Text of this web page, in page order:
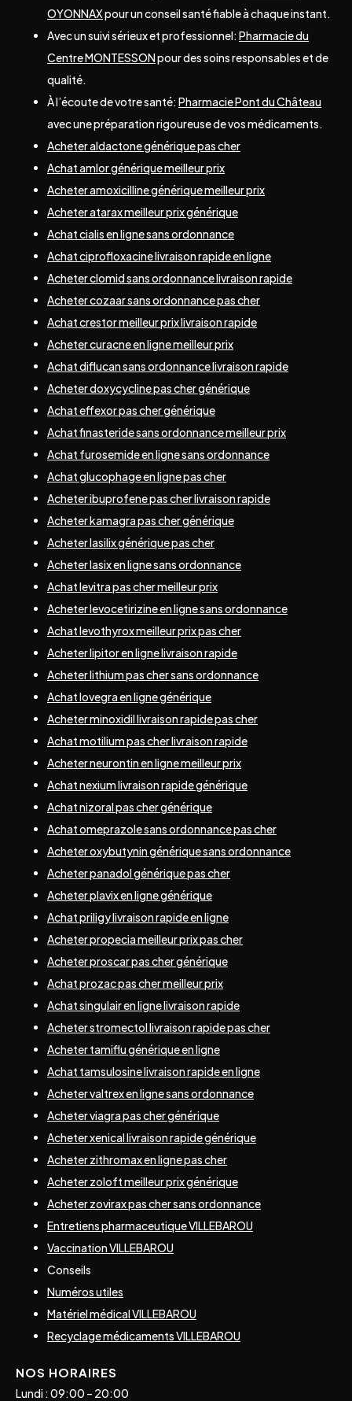
OYONNAXpour un conseil santé fiable à chaque instant.
Avec un suivi sérieux et professionnel: Pharmacie du
Centre MONTESSONpour des soins responsables et de
qualité.
À l’écoute de votre santé: Pharmacie Pont du Château
avec une préparation rigoureuse de vos médicaments.
Acheter aldactone générique pas cher
Achat amlor générique meilleur prix
Acheter amoxicilline générique meilleur prix
Acheter atarax meilleur prix générique
Achat cialis en ligne sans ordonnance
Achat ciprofloxacine livraison rapide en ligne
Acheter clomid sans ordonnance livraison rapide
Acheter cozaar sans ordonnance pas cher
Achat crestor meilleur prix livraison rapide
Acheter curacne en ligne meilleur prix
Achat diflucan sans ordonnance livraison rapide
Acheter doxycycline pas cher générique
Achat effexor pas cher générique
Achat finasteride sans ordonnance meilleur prix
Achat furosemide en ligne sans ordonnance
Achat glucophage en ligne pas cher
Acheter ibuprofene pas cher livraison rapide
Acheter kamagra pas cher générique
Acheter lasilix générique pas cher
Acheter lasix en ligne sans ordonnance
Achat levitra pas cher meilleur prix
Acheter levocetirizine en ligne sans ordonnance
Achat levothyrox meilleur prix pas cher
Acheter lipitor en ligne livraison rapide
Acheter lithium pas cher sans ordonnance
Achat lovegra en ligne générique
Acheter minoxidil livraison rapide pas cher
Achat motilium pas cher livraison rapide
Acheter neurontin en ligne meilleur prix
Achat nexium livraison rapide générique
Achat nizoral pas cher générique
Achat omeprazole sans ordonnance pas cher
Acheter oxybutynin générique sans ordonnance
Acheter panadol générique pas cher
Acheter plavix en ligne générique
Achat priligy livraison rapide en ligne
Acheter propecia meilleur prix pas cher
Acheter proscar pas cher générique
Achat prozac pas cher meilleur prix
Achat singulair en ligne livraison rapide
Acheter stromectol livraison rapide pas cher
Acheter tamiflu générique en ligne
Achat tamsulosine livraison rapide en ligne
Acheter valtrex en ligne sans ordonnance
Acheter viagra pas cher générique
Acheter xenical livraison rapide générique
Acheter zithromax en ligne pas cher
Acheter zoloft meilleur prix générique
Acheter zovirax pas cher sans ordonnance
Entretiens pharmaceutique VILLEBAROU
Vaccination VILLEBAROU
Conseils
Numéros utiles
Matériel médical VILLEBAROU
Recyclage médicaments VILLEBAROU
NOS HORAIRES
Lundi : 09:00 – 20:00